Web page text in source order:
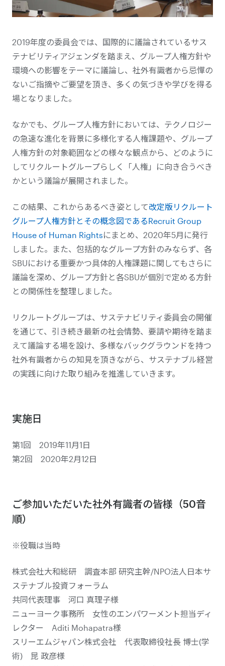
2019年度の委員会では、国際的に議論されているサス
テナビリティアジェンダを踏まえ、グループ人権方針や
環境への影響をテーマに議論し、社外有識者から忌憚の
ないご指摘やご要望を頂き、多くの気づきや学びを得る
場となりました。
なかでも、グループ人権方針においては、テクノロジー
の急速な進化を背景に多様化する人権課題や、グループ
人権方針の対象範囲などの様々な観点から、どのように
してリクルートグループらしく「人権」に向き合うべき
かという議論が展開されました。
この結果、これからあるべき姿として改定版リクルート
グループ人権方針とその概念図であるRecruit Group
House of Human Rightsにまとめ、2020年5月に発行
しました。また、包括的なグループ方針のみならず、各
SBUにおける重要かつ具体的人権課題に関してもさらに
議論を深め、グループ方針と各SBUが個別で定める方針
との関係性を整理しました。
リクルートグループは、サステナビリティ委員会の開催
を通じて、引き続き最新の社会情勢、要請や期待を踏ま
えて議論する場を設け、多様なバックグラウンドを持つ
社外有識者からの知見を頂きながら、サステナブル経営
の実践に向けた取り組みを推進していきます。
実施日
第1回 2019年11月1日
第2回 2020年2月12日
ご参加いただいた社外有識者の皆様（50音
順）
※役職は当時
株式会社大和総研 調査本部 研究主幹/NPO法人日本サ
ステナブル投資フォーラム
共同代表理事 河口 真理子様
ニューヨーク事務所 女性のエンパワーメント担当ディ
レクター Aditi Mohapatra様
スリーエムジャパン株式会社 代表取締役社長 博士(学
術) 昆 政彦様